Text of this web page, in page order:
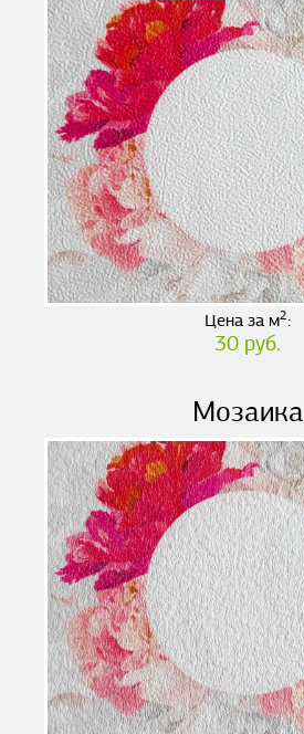
Цена за м2:
30 руб.
Мозаика